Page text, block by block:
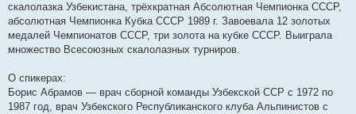
скалолазка Узбекистана, трёхкратная Абсолютная Чемпионка СССР,
абсолютная Чемпионка Кубка СССР 1989 г. Завоевала 12 золотых
медалей Чемпионатов СССР, три золота на кубке СССР. Выиграла
множество Всесоюзных скалолазных турниров.
О спикерах:
Борис Абрамов — врач сборной команды Узбекской ССР с 1972 по
1987 год, врач Узбекского Республиканского клуба Альпинистов с